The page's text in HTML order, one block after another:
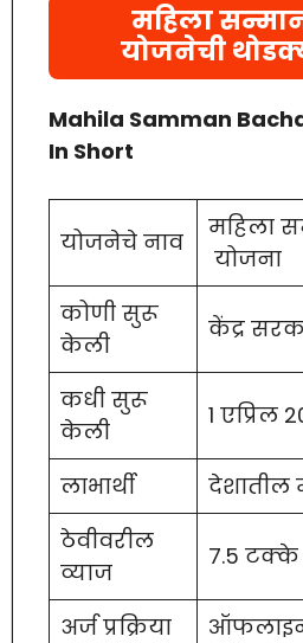
महिला
योजनेची
Mahila Samman
In Short
योजनेचे नाव
महिला
योजना
कोणी सुरू
केली
केंद्र
कधी सुरू
केली
1 एप्रिल
लाभार्थी
देशातील
ठेवीवरील
व्याज
7.5 टक्के
अर्ज प्रक्रिया